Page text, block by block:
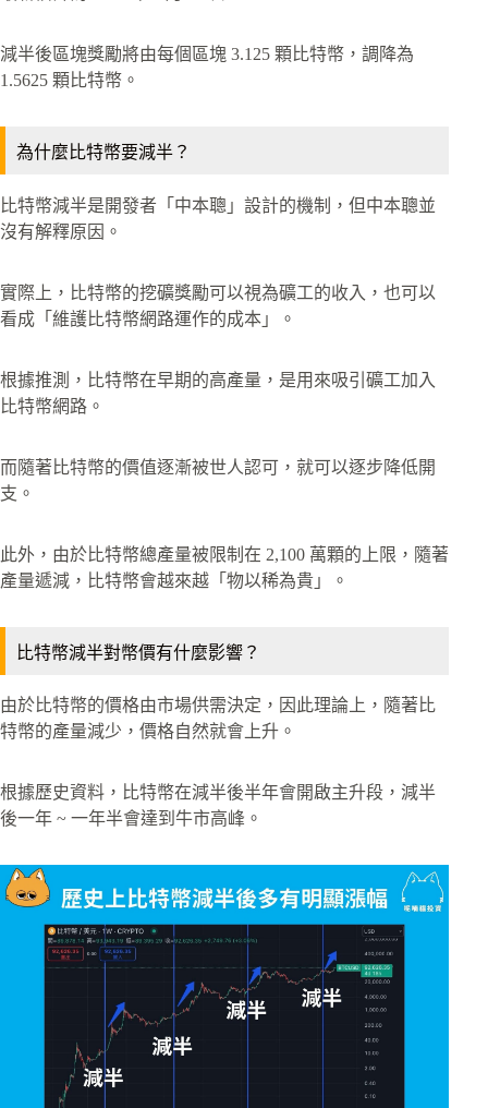
減半後區塊獎勵將由每個區塊 3.125 顆比特幣，調降為
1.5625 顆比特幣。
為什麼比特幣要減半？
比特幣減半是開發者「中本聰」設計的機制，但中本聰並
沒有解釋原因。
實際上，比特幣的挖礦獎勵可以視為礦工的收入，也可以
看成「維護比特幣網路運作的成本」。
根據推測，比特幣在早期的高產量，是用來吸引礦工加入
比特幣網路。
而隨著比特幣的價值逐漸被世人認可，就可以逐步降低開
支。
此外，由於比特幣總產量被限制在 2,100 萬顆的上限，隨著
產量遞減，比特幣會越來越「物以稀為貴」。
比特幣減半對幣價有什麼影響？
由於比特幣的價格由市場供需決定，因此理論上，隨著比
特幣的產量減少，價格自然就會上升。
根據歷史資料，比特幣在減半後半年會開啟主升段，減半
後一年 ~ 一年半會達到牛市高峰。